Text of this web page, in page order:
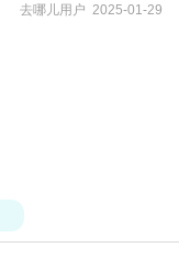
去哪儿用户 2025-01-29